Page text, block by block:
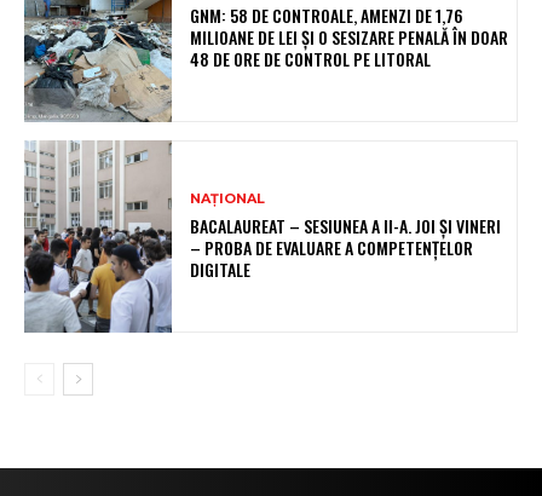
GNM: 58 DE CONTROALE, AMENZI DE 1,76
MILIOANE DE LEI ȘI O SESIZARE PENALĂ ÎN DOAR
48 DE ORE DE CONTROL PE LITORAL
NAȚIONAL
BACALAUREAT – SESIUNEA A II-A. JOI ȘI VINERI
– PROBA DE EVALUARE A COMPETENȚELOR
DIGITALE